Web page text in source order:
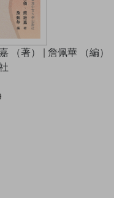
（著） | 詹佩華 （編）